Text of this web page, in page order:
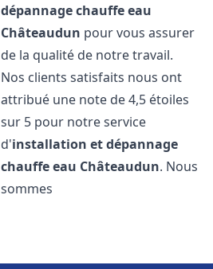
dépannage chauffe eau
Châteaudun pour vous assurer
de la qualité de notre travail.
Nos clients satisfaits nous ont
attribué une note de 4,5 étoiles
sur 5 pour notre service
d'installation et dépannage
chauffe eau Châteaudun. Nous
sommes